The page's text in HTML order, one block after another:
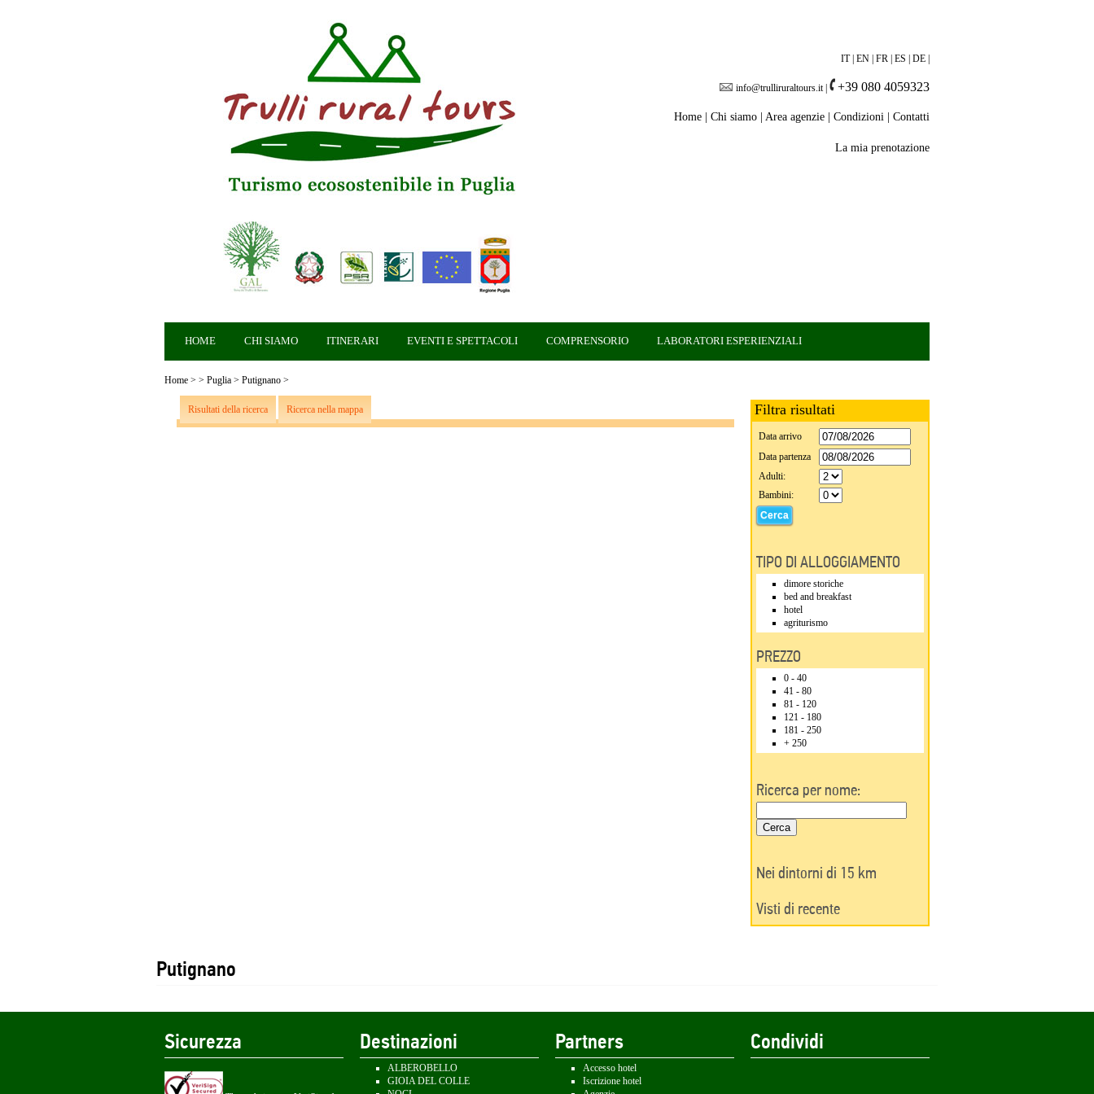
IT| EN FR ES DE
info@trulliruraltours.it| +39 080 4059323
Home Chi siamo Area agenzie Condizioni Contatti
La mia prenotazione
HOME CHI SIAMO ITINERARI EVENTI E SPETTACOLI COMPRENSORIO LABORATORI ESPERIENZIALI
Home > > Puglia > Putignano >
Risultati della ricerca Ricerca nella mappa Filtra risultati
Data arrivo
Data partenza
Adulti:
Bambini:
TIPO DI ALLOGGIAMENTO
dimore storiche
bed and breakfast
hotel
agriturismo
PREZZO
0 - 40
41 - 80
81 - 120
121 - 180
181 - 250
+ 250
Ricerca per nome:
Nei dintorni di 15 km
Visti di recente
Putignano
Sicurezza Destinazioni
ALBEROBELLO
GIOIA DEL COLLE
Partners
Accesso hotel
Iscrizione hotel
Condividi